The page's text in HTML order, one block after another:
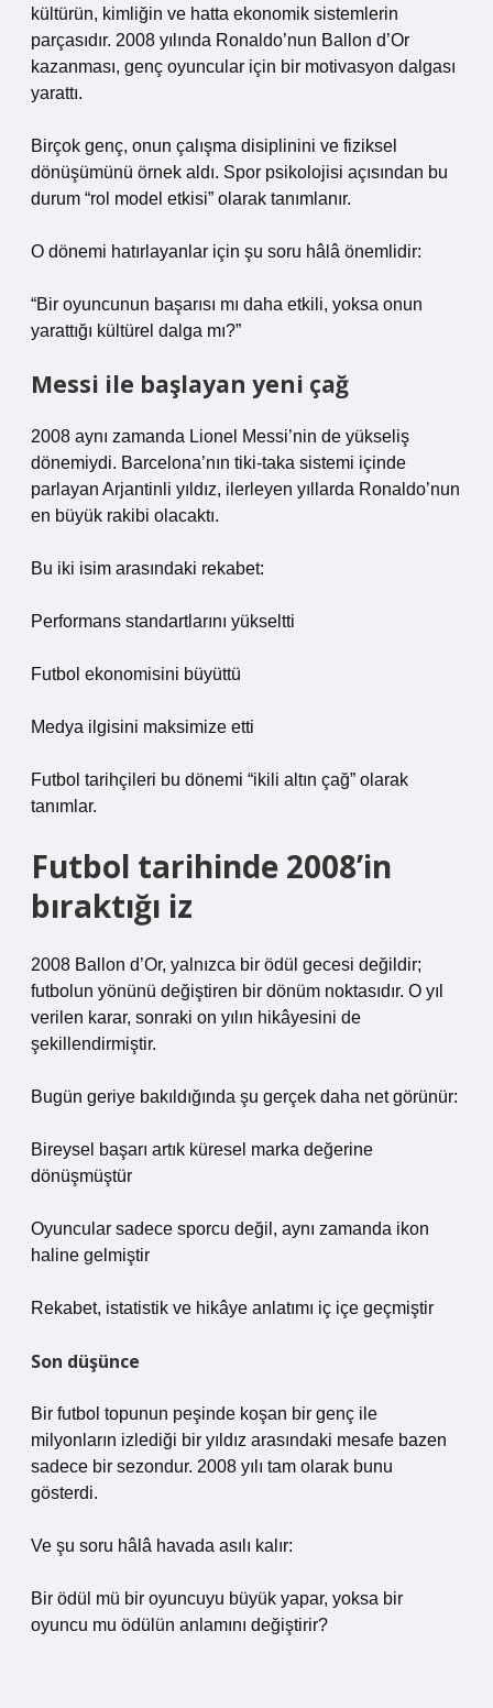
kültürün, kimliğin ve hatta ekonomik sistemlerin
parçasıdır. 2008 yılında Ronaldo’nun Ballon d’Or
kazanması, genç oyuncular için bir motivasyon dalgası
yarattı.
Birçok genç, onun çalışma disiplinini ve fiziksel
dönüşümünü örnek aldı. Spor psikolojisi açısından bu
durum “rol model etkisi” olarak tanımlanır.
O dönemi hatırlayanlar için şu soru hâlâ önemlidir:
“Bir oyuncunun başarısı mı daha etkili, yoksa onun
yarattığı kültürel dalga mı?”
Messi ile başlayan yeni çağ
2008 aynı zamanda Lionel Messi’nin de yükseliş
dönemiydi. Barcelona’nın tiki-taka sistemi içinde
parlayan Arjantinli yıldız, ilerleyen yıllarda Ronaldo’nun
en büyük rakibi olacaktı.
Bu iki isim arasındaki rekabet:
Performans standartlarını yükseltti
Futbol ekonomisini büyüttü
Medya ilgisini maksimize etti
Futbol tarihçileri bu dönemi “ikili altın çağ” olarak
tanımlar.
Futbol tarihinde 2008’in
bıraktığı iz
2008 Ballon d’Or, yalnızca bir ödül gecesi değildir;
futbolun yönünü değiştiren bir dönüm noktasıdır. O yıl
verilen karar, sonraki on yılın hikâyesini de
şekillendirmiştir.
Bugün geriye bakıldığında şu gerçek daha net görünür:
Bireysel başarı artık küresel marka değerine
dönüşmüştür
Oyuncular sadece sporcu değil, aynı zamanda ikon
haline gelmiştir
Rekabet, istatistik ve hikâye anlatımı iç içe geçmiştir
Son düşünce
Bir futbol topunun peşinde koşan bir genç ile
milyonların izlediği bir yıldız arasındaki mesafe bazen
sadece bir sezondur. 2008 yılı tam olarak bunu
gösterdi.
Ve şu soru hâlâ havada asılı kalır:
Bir ödül mü bir oyuncuyu büyük yapar, yoksa bir
oyuncu mu ödülün anlamını değiştirir?